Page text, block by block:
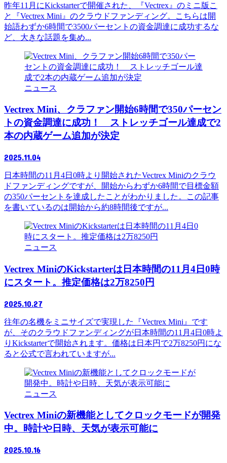
昨年11月にKickstarterで開催された、『Vectrex』のミニ版こ
と『Vectrex Mini』のクラウドファンディング。こちらは開
始語わずか6時間で3500パーセントの資金調達に成功するな
ど、大きな話題を集め...
ニュース
Vectrex Mini、クラファン開始6時間で350パーセン
トの資金調達に成功！ ストレッチゴール達成で2
本の内蔵ゲーム追加が決定
2025.11.04
日本時間の11月4日0時より開始されたVectrex Miniのクラウ
ドファンディングですが、開始からわずか6時間で目標金額
の350パーセントを達成したことがわかりました。この記事
を書いているのは開始から約8時間後ですが...
ニュース
Vectrex MiniのKickstarterは日本時間の11月4日0時
にスタート。推定価格は2万8250円
2025.10.27
往年の名機をミニサイズで実現した『Vectrex Mini』です
が、そのクラウドファンディングが日本時間の11月4日0時よ
りKickstarterで開始されます。価格は日本円で2万8250円にな
ると公式で言われていますが...
ニュース
Vectrex Miniの新機能としてクロックモードが開発
中。時計や日時、天気が表示可能に
2025.10.16